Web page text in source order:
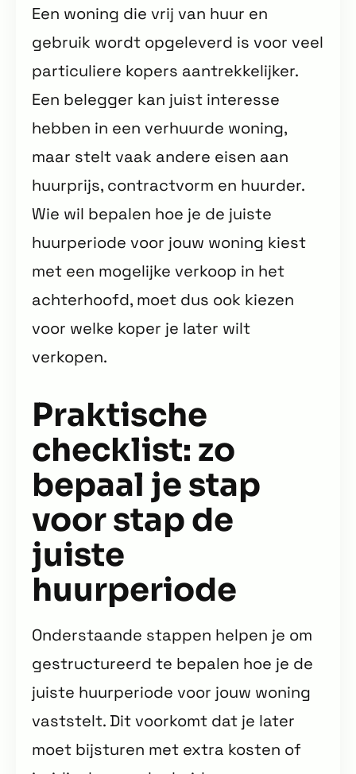
Een woning die vrij van huur en
gebruik wordt opgeleverd is voor veel
particuliere kopers aantrekkelijker.
Een belegger kan juist interesse
hebben in een verhuurde woning,
maar stelt vaak andere eisen aan
huurprijs, contractvorm en huurder.
Wie wil bepalen hoe je de juiste
huurperiode voor jouw woning kiest
met een mogelijke verkoop in het
achterhoofd, moet dus ook kiezen
voor welke koper je later wilt
verkopen.
Praktische
checklist: zo
bepaal je stap
voor stap de
juiste
huurperiode
Onderstaande stappen helpen je om
gestructureerd te bepalen hoe je de
juiste huurperiode voor jouw woning
vaststelt. Dit voorkomt dat je later
moet bijsturen met extra kosten of